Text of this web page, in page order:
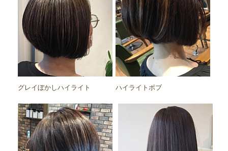
グレイぼかしハイライト ハイライトボブ